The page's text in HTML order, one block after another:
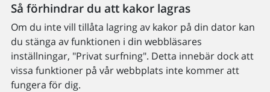
Så förhindrar du att kakor lagras
Om du inte vill tillåta lagring av kakor på din dator kan
du stänga av funktionen i din webbläsares
inställningar, "Privat surfning". Detta innebär dock att
vissa funktioner på vår webbplats inte kommer att
fungera för dig.